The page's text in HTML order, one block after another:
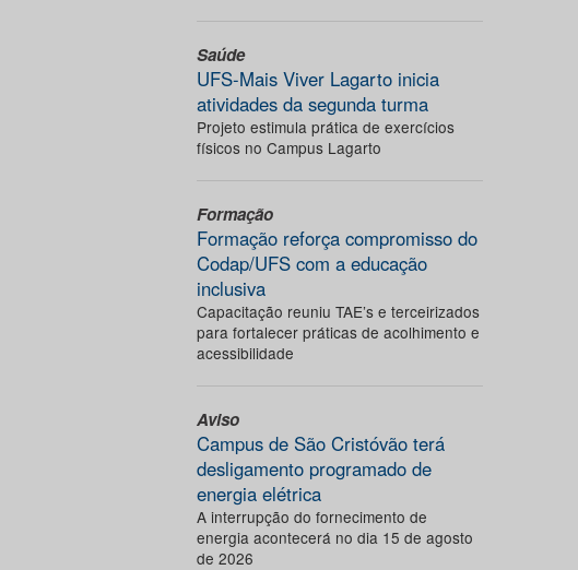
Saúde
UFS-Mais Viver Lagarto inicia
atividades da segunda turma
Projeto estimula prática de exercícios
físicos no Campus Lagarto
Formação
Formação reforça compromisso do
Codap/UFS com a educação
inclusiva
Capacitação reuniu TAE’s e terceirizados
para fortalecer práticas de acolhimento e
acessibilidade
Aviso
Campus de São Cristóvão terá
desligamento programado de
energia elétrica
A interrupção do fornecimento de
energia acontecerá no dia 15 de agosto
de 2026